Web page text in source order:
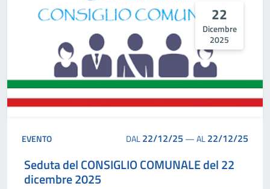
22
Dicembre
2025
EVENTO DAL22/12/25 —AL22/12/25
Seduta del CONSIGLIO COMUNALE del 22
dicembre 2025